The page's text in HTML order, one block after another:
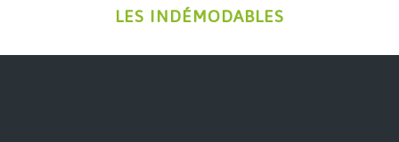
LES INDÉMODABLES